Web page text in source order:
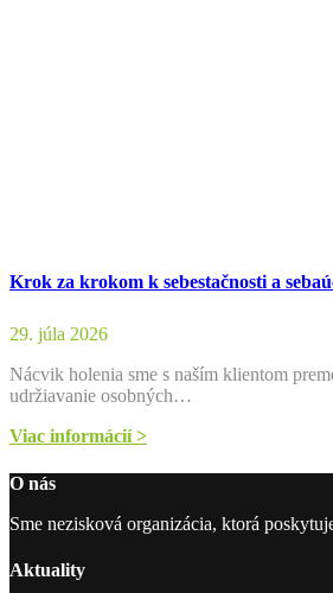
Krok za krokom k sebestačnosti a
29. júla 2026
Nácvik holenia sme s naším klientom
udržiavanie osobných…
Viac informácií >
O nás
Sme nezisková organizácia, ktorá
Aktuality